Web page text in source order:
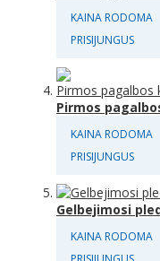
KAINA RODOMA
PRISIJUNGUS
Pirmos
KAINA RODOMA
PRISIJUNGUS
Gelbejimosi
KAINA RODOMA